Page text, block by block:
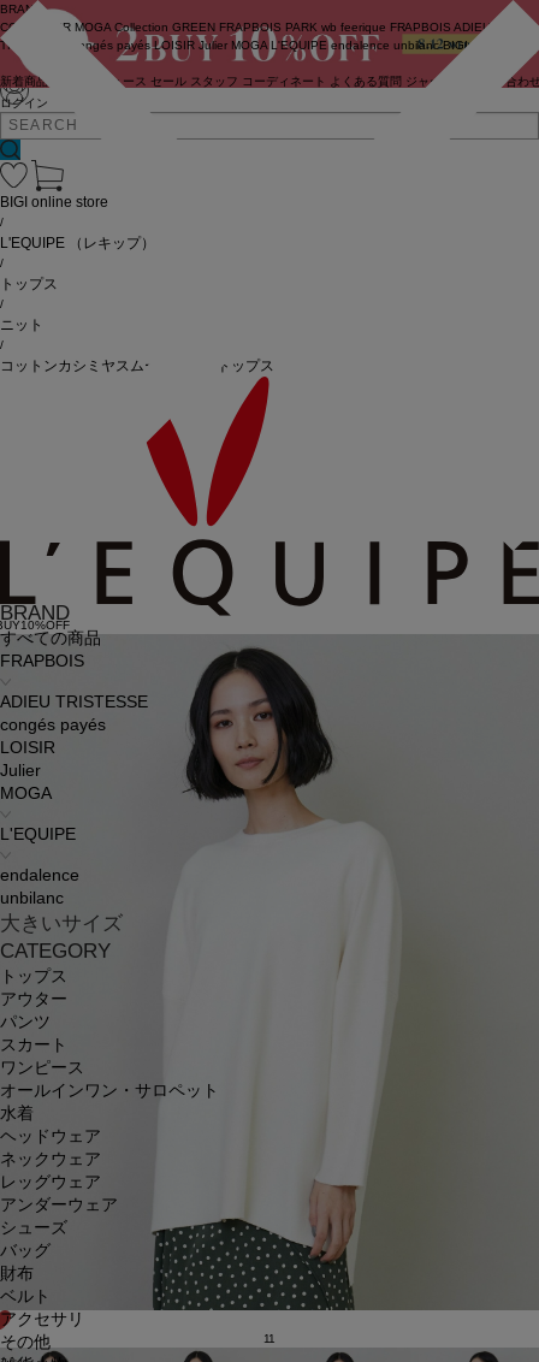
ログイン
BRAND
COUTURIER MOGA Collection GREEN FRAPBOIS PARK wb feerique FRAPBOIS ADIEU
TRISTESSE
congés payés LOISIR Julier MOGA L'EQUIPE endalence unbilanc BIGI online store
新着商品 ニュース セール スタッフ コーディネート よくある質問 ジャーナル お問い合わ
BRAND
すべての商品
FRAPBOIS
ADIEU TRISTESSE
congés payés
LOISIR
Julier
MOGA
L'EQUIPE
endalence
unbilanc
大きいサイズ
CATEGORY
トップス
アウター
パンツ
スカート
ワンピース
オールインワン・サロペット
水着
ヘッドウェア
ネックウェア
レッグウェア
アンダーウェア
シューズ
バッグ
財布
ベルト
アクセサリ
その他
BIGI online store
/
L'EQUIPE （レキップ）
/
トップス
/
ニット
/
コットンカシミヤスムースニットトップス
11